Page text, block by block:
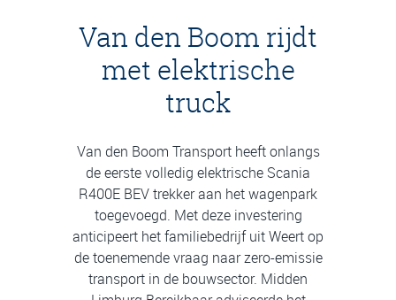
Van den Boom rijdt
met elektrische
truck
Van den Boom Transport heeft onlangs
de eerste volledig elektrische Scania
R400E BEV trekker aan het wagenpark
toegevoegd. Met deze investering
anticipeert het familiebedrijf uit Weert op
de toenemende vraag naar zero-emissie
transport in de bouwsector. Midden